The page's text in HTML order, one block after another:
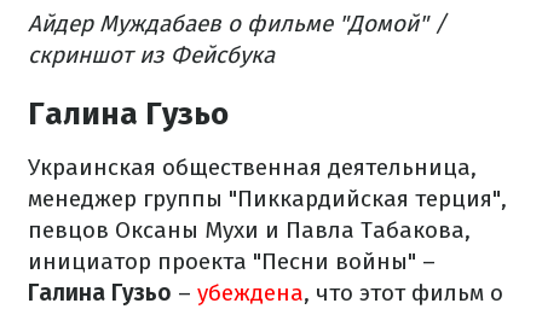
Айдер Муждабаев о фильме "Домой" /
скриншот из Фейсбука
Галина Гузьо
Украинская общественная деятельница,
менеджер группы "Пиккардийская терция",
певцов Оксаны Мухи и Павла Табакова,
инициатор проекта "Песни войны" –
Галина Гузьо – убеждена, что этот фильм о